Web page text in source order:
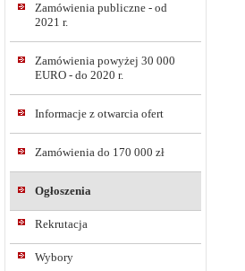
Zamówienia publiczne - od
2021 r.
Zamówienia powyżej 30 000
EURO - do 2020 r.
Informacje z otwarcia ofert
Zamówienia do 170 000 zł
Ogłoszenia
Rekrutacja
Wybory